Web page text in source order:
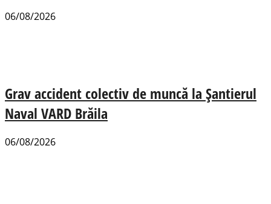
06/08/2026
Grav accident colectiv de muncă la Șantierul
Naval VARD Brăila
06/08/2026